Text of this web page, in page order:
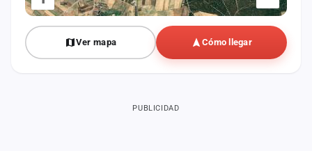
Ver mapa Cómo llegar
PUBLICIDAD